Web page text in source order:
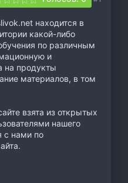
находится в
какой-либо
по различным
и
на продукты
материалов, в том
взята из открытых
нашего
с нами по